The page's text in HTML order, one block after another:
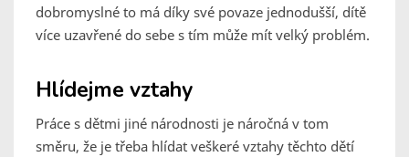
dobromyslné to má díky své povaze jednodušší, dítě
více uzavřené do sebe s tím může mít velký problém.
Hlídejme vztahy
Práce s dětmi jiné národnosti je náročná v tom
směru, že je třeba hlídat veškeré vztahy těchto dětí